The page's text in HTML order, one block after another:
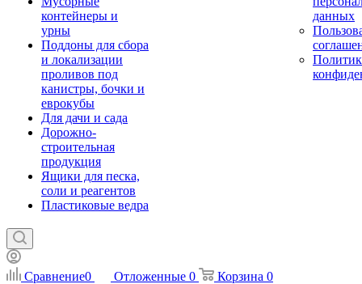
контейнеры и
урны
Поддоны для сбора
и локализации
проливов под
канистры, бочки и
еврокубы
Для дачи и сада
Дорожно-
строительная
продукция
Ящики для песка,
соли и реагентов
Пластиковые ведра
данных
Сравнение0 Отложенные 0 Корзина 0